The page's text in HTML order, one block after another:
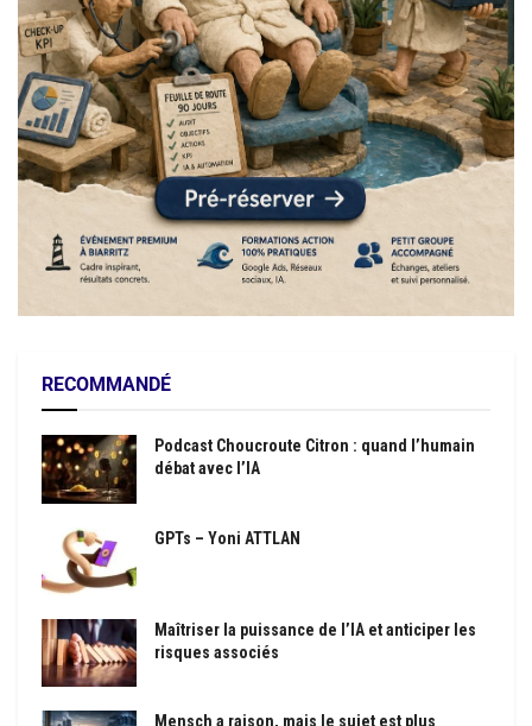
RECOMMANDÉ
Podcast Choucroute Citron : quand l’humain
débat avec l’IA
GPTs – Yoni ATTLAN
Maîtriser la puissance de l’IA et anticiper les
risques associés
Mensch a raison, mais le sujet est plus